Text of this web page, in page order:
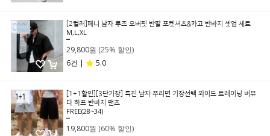
[2컬러]페니 남자 루즈 오버핏 반팔 포켓셔츠&카고 반바지 셋업 세트
M,L,XL
29,800원 (25% 할인)
6건 |
5.0
[1+1할인][3단기장] 특진 남자 쭈리면 기장선택 와이드 트레이닝 버뮤
다 하프 반바지 팬츠
FREE(28~34)
19,800원 (60% 할인)